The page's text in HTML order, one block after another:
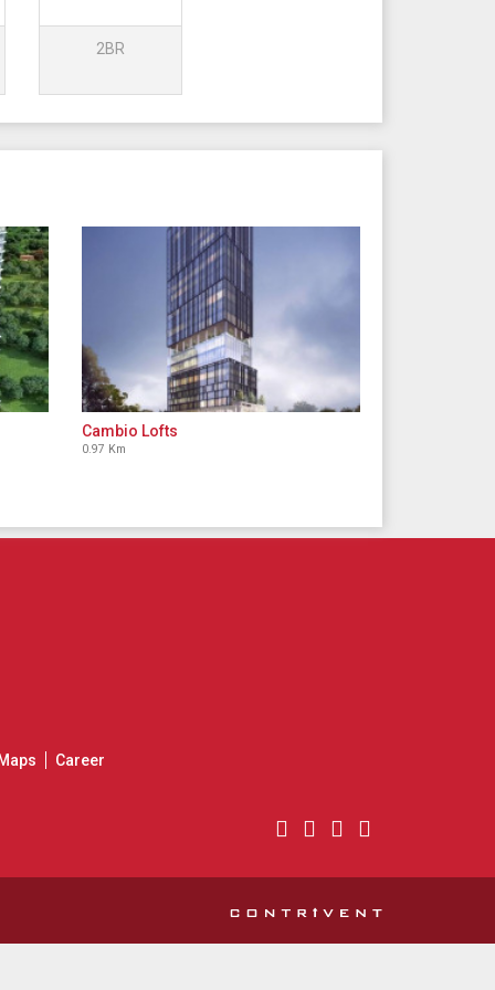
2BR
Cambio Lofts
0.97 Km
Maps Career